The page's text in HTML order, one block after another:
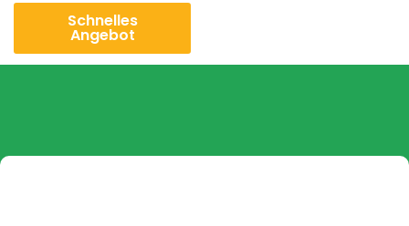
Schnelles
Angebot